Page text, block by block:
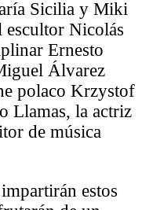
Sicilia y Miki
escultor Nicolás
Ernesto
Álvarez
polaco Krzystof
Llamas, la actriz
de música
estos